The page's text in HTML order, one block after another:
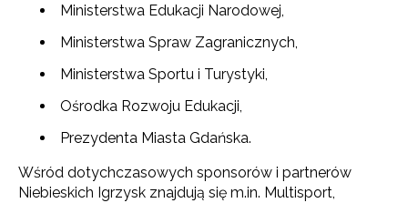
Ministerstwa Edukacji Narodowej,
Ministerstwa Spraw Zagranicznych,
Ministerstwa Sportu i Turystyki,
Ośrodka Rozwoju Edukacji,
Prezydenta Miasta Gdańska.
Wśród dotychczasowych sponsorów i partnerów
Niebieskich Igrzysk znajdują się m.in. Multisport,